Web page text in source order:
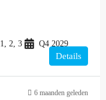
1, 2, 3 Q4 2029
Details
6 maanden geleden